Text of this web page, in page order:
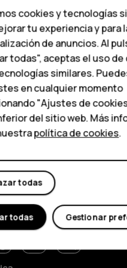
para
Terra M
people
TiktokYoutubeLinkedin
cookies y tecnologías
tu experiencia y para
de anuncios. Al
todas", aceptas el uso de
similares.
en cualquier momento
"Ajustes de
del sitio web. Más
política de cookies.
todas
Gestionar
todas